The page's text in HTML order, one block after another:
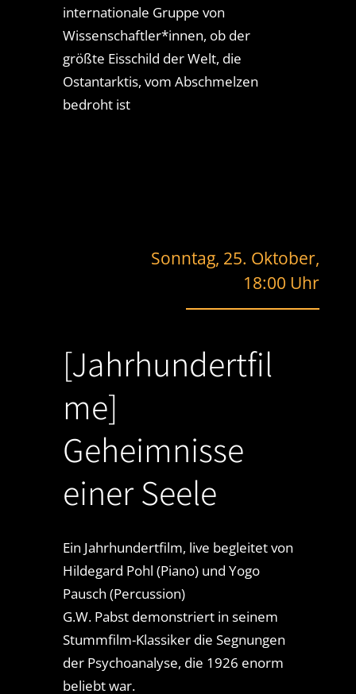
internationale Gruppe von
Wissenschaftler*innen, ob der
größte Eisschild der Welt, die
Ostantarktis, vom Abschmelzen
bedroht ist
Sonntag, 25. Oktober,
18:00 Uhr
[Jahrhundertfil
me]
Geheimnisse
einer Seele
Ein Jahrhundertfilm, live begleitet von
Hildegard Pohl (Piano) und Yogo
Pausch (Percussion)
G.W. Pabst demonstriert in seinem
Stummfilm-Klassiker die Segnungen
der Psychoanalyse, die 1926 enorm
beliebt war.